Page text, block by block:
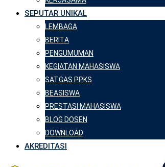
SEPUTAR UNIKAL
LEMBAGA
BERITA
PENGUMUMAN
KEGIATAN MAHASISWA
SATGAS PPKS
BEASISWA
PRESTASI MAHASISWA
BLOG DOSEN
DOWNLOAD
AKREDITASI